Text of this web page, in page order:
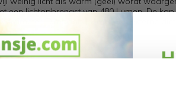
een lichtopbrengst van 480 Lumen. De
Dimbaar: Ja, met een externe